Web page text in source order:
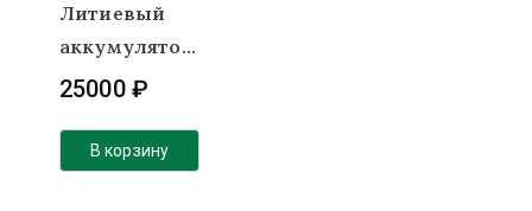
Литиевый
аккумулятор
(LiFePO4)
100Ач 100А
25000 ₽
В корзину